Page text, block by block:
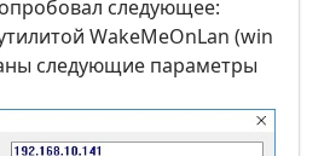
следующее:
WakeMeOnLan (win
следующие параметры